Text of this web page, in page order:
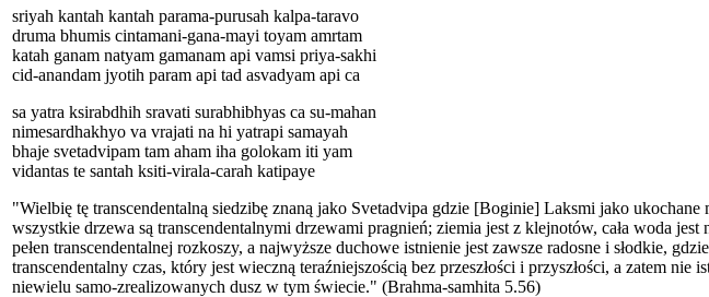
sriyah kantah kantah parama-purusah kalpa-taravo
druma bhumis cintamani-gana-mayi toyam amrtam
katah ganam natyam gamanam api vamsi priya-sakhi
cid-anandam jyotih param api tad asvadyam api ca
sa yatra ksirabdhih sravati surabhibhyas ca su-mahan
nimesardhakhyo va vrajati na hi yatrapi samayah
bhaje svetadvipam tam aham iha golokam iti yam
vidantas te santah ksiti-virala-carah katipaye
"Wielbię tę transcendentalną siedzibę znaną jako Svetadvipa gdzie [Boginie] Laksmi jako
wszystkie drzewa są transcendentalnymi drzewami pragnień; ziemia jest z klejnotów, cała woda
pełen transcendentalnej rozkoszy, a najwyższe duchowe istnienie jest zawsze radosne i słodkie,
transcendentalny czas, który jest wieczną teraźniejszością bez przeszłości i przyszłości, a zatem
niewielu samo-zrealizowanych dusz w tym świecie." (Brahma-samhita 5.56)